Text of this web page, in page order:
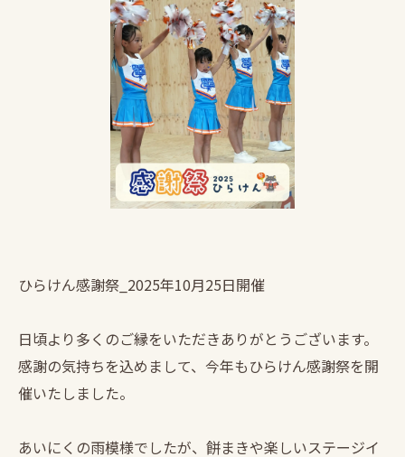
ひらけん感謝祭_2025年10月25日開催
日頃より多くのご縁をいただきありがとうございます。
感謝の気持ちを込めまして、今年もひらけん感謝祭を開
催いたしました。
あいにくの雨模様でしたが、餅まきや楽しいステージイ